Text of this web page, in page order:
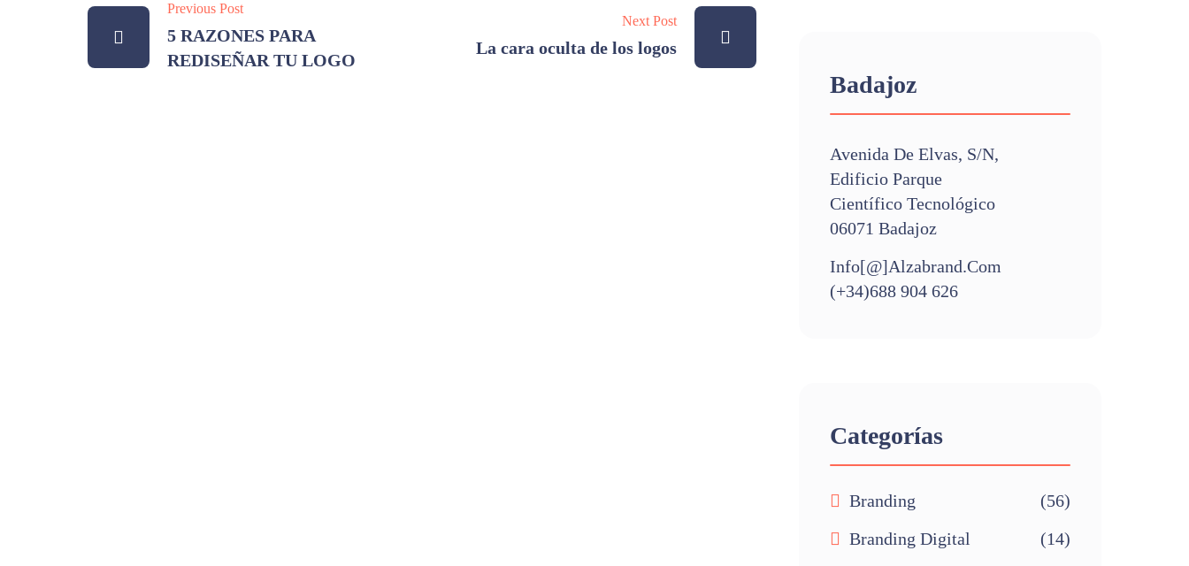
Previous Post
5 RAZONES PARA
REDISEÑAR TU LOGO
Next Post
La cara oculta de los logos
Badajoz
Avenida De Elvas, S/n,
Edificio Parque
Científico Tecnológico
06071 Badajoz
Info[@]alzabrand.com
(+34)688 904 626
Categorías
Branding
(56)
Branding Digital
(14)